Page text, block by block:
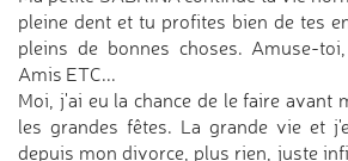
pleine dent et tu profites bien de tes
pleins de bonnes choses. Amuse-
Amis ETC...
Moi, j'ai eu la chance de le faire avant
les grandes fêtes. La grande vie et
depuis mon divorce, plus rien, juste